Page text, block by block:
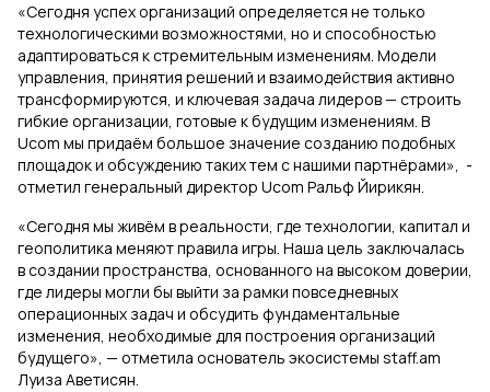
«Сегодня успех организаций определяется не только
технологическими возможностями, но и способностью
адаптироваться к стремительным изменениям. Модели
управления, принятия решений и взаимодействия активно
трансформируются, и ключевая задача лидеров — строить
гибкие организации, готовые к будущим изменениям. В
Ucom мы придаём большое значение созданию подобных
площадок и обсуждению таких тем с нашими партнёрами», -
отметил генеральный директор Ucom Ральф Йирикян.
«Сегодня мы живём в реальности, где технологии, капитал и
геополитика меняют правила игры. Наша цель заключалась
в создании пространства, основанного на высоком доверии,
где лидеры могли бы выйти за рамки повседневных
операционных задач и обсудить фундаментальные
изменения, необходимые для построения организаций
будущего», — отметила основатель экосистемы staff.am
Луиза Аветисян.